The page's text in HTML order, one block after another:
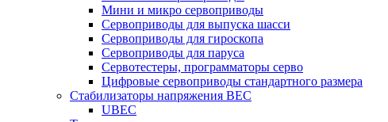
Мини и микро сервоприводы
Сервоприводы для выпуска шасси
Сервоприводы для гироскопа
Сервоприводы для паруса
Сервотестеры, программаторы серво
Цифровые сервоприводы стандартного размера
Стабилизаторы напряжения BEC
UBEC